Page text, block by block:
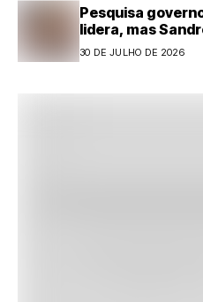
Pesquisa
lidera, mas
com forte alta
30 DE JULHO DE 2026